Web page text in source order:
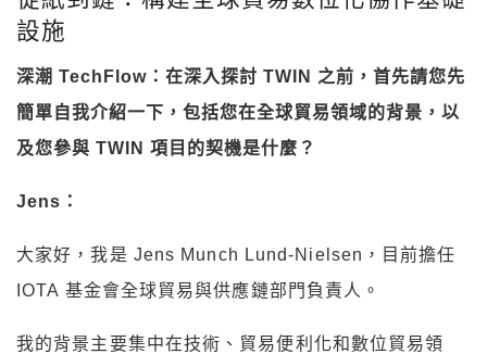
設施
深潮 TechFlow：在深入探討 TWIN 之前，首先請您先
簡單自我介紹一下，包括您在全球貿易領域的背景，以
及您參與 TWIN 項目的契機是什麼？
Jens：
大家好，我是 Jens Munch Lund-Nielsen，目前擔任
IOTA 基金會全球貿易與供應鏈部門負責人。
我的背景主要集中在技術、貿易便利化和數位貿易領